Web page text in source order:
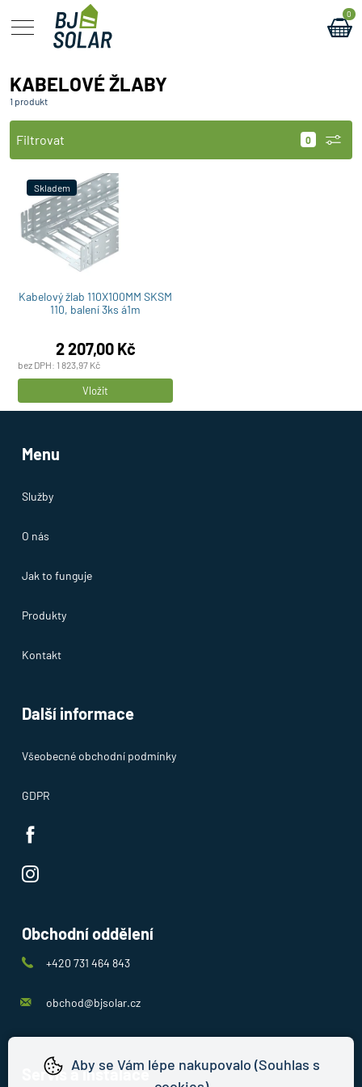
KABELOVÉ ŽLABY
1 produkt
Filtrovat
Skladem
Kabelový žlab 110X100MM SKSM
110, balení 3ks á1m
2 207,00 Kč
bez DPH: 1 823,97 Kč
Počet
produktů
Vložit
0
Menu
Služby
O nás
Jak to funguje
Produkty
Kontakt
Další informace
Všeobecné obchodní podmínky
GDPR
Obchodní oddělení
+420 731 464 843
obchod@bjsolar.cz
Servis a instalace
Aby se Vám lépe nakupovalo (Souhlas s